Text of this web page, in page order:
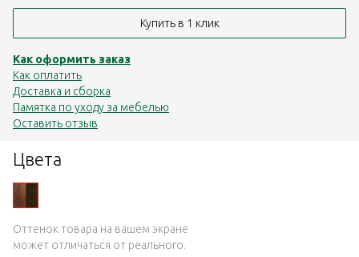
Цвета
Оттенок товара на вашем экране
может отличаться от реального.
Купить в 1 клик
Как оформить заказ
Как оплатить
Доставка и сборка
Памятка по уходу за мебелью
Оставить отзыв